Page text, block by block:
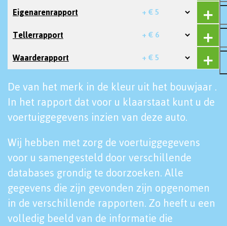
Eigenarenrapport + € 5
Tellerrapport + € 6
Waarderapport + € 5
De van het merk in de kleur uit het bouwjaar .
In het rapport dat voor u klaarstaat kunt u de
voertuiggegevens inzien van deze auto.
Wij hebben met zorg de voertuiggegevens
voor u samengesteld door verschillende
databases grondig te doorzoeken. Alle
gegevens die zijn gevonden zijn opgenomen
in de verschillende rapporten. Zo heeft u een
volledig beeld van de informatie die